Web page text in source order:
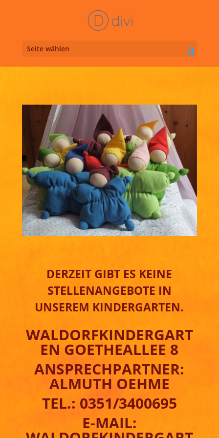
Seite wählen
DERZEIT GIBT ES KEINE
STELLENANGEBOTE IN
UNSEREM KINDERGARTEN.
WALDORFKINDERGART
EN GOETHEALLEE 8
ANSPRECHPARTNER:
ALMUTH OEHME
TEL.: 0351/3400695
E-MAIL: